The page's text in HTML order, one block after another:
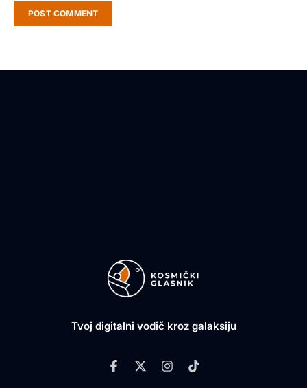
Tvoj digitalni vodič kroz galaksiju